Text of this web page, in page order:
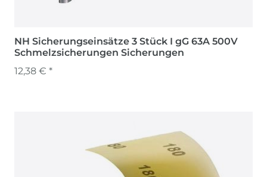
NH Sicherungseinsätze 3 Stück I gG 63A 500V
Schmelzsicherungen Sicherungen
12,38 € *